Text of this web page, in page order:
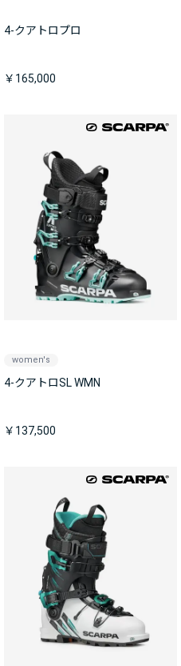
4-クアトロプロ
￥165,000
women's
4-クアトロSL WMN
￥137,500